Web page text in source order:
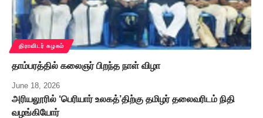
திராவிடர் கழகம்
தாம்பரத்தில் கலைஞர் பிறந்த நாள் விழா
June 18, 2026
அரியலூரில் ‘பெரியார் உலகத்’திற்கு தமிழர் தலைவரிடம் நிதி
வழங்கியோர்